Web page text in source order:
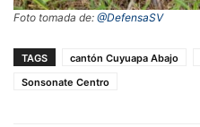
Foto tomada de: @DefensaSV
TAGS cantón Cuyuapa Abajo
Sonsonate Centro